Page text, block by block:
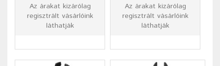
Az árakat kizárólag
regisztrált vásárlóink
láthatják
Az árakat kizárólag
regisztrált vásárlóink
láthatják